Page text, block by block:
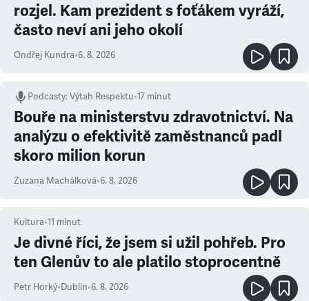
rozjel. Kam prezident s foťákem vyráží,
často neví ani jeho okolí
Ondřej Kundra•6. 8. 2026
Podcasty:Výtah Respektu•17 minut
Bouře na ministerstvu zdravotnictví. Na
analýzu o efektivitě zaměstnanců padl
skoro milion korun
Zuzana Machálková•6. 8. 2026
Kultura•11 minut
Je divné říci, že jsem si užil pohřeb. Pro
ten Glenův to ale platilo stoprocentně
Petr Horký•Dublin•6. 8. 2026